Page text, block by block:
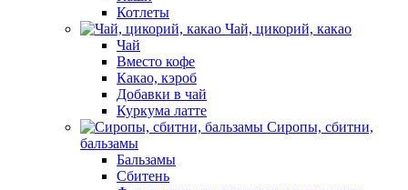
Котлеты
Чай, цикорий, какао
Чай
Вместо кофе
Какао, кэроб
Добавки в чай
Куркума латте
Сиропы, сбитни,
бальзамы
Бальзамы
Сбитень